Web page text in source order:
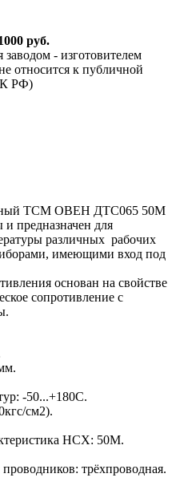
руб.
заводом - изготовителем
относится к публичной
РФ)
ТСМ ОВЕН ДТС065 50М
и предназначен для
различных рабочих
имеющими вход под
основан на свойстве
сопротивление с
-50...+180С.
см2).
НСХ: 50М.
трёхпроводная.